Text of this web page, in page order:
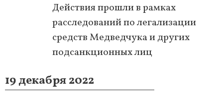
Действия прошли в рамках
расследований по легализации
средств Медведчука и других
подсанкционных лиц
19 декабря 2022